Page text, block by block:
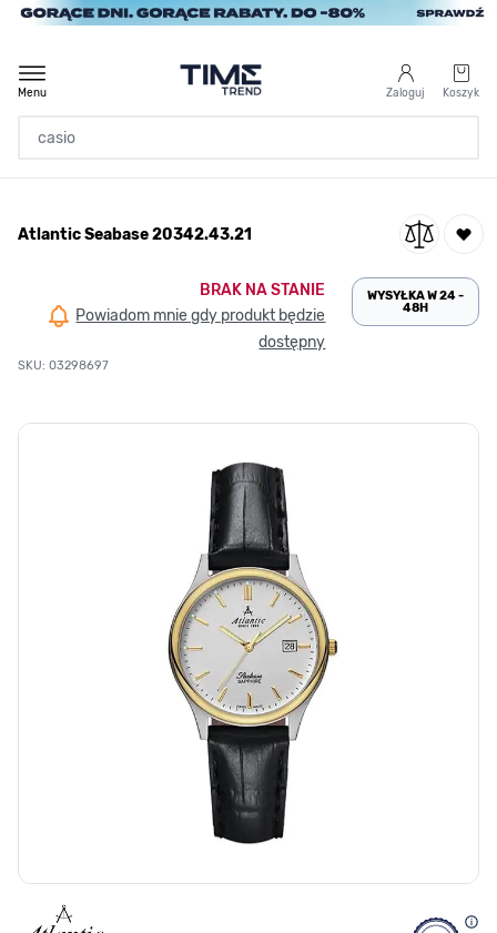
Przejdź do treści
Zaloguj Koszyk
Menu
/ Atlantic Seabase 20342.43.21
Atlantic Seabase 20342.43.21
BRAK NA STANIE
Powiadom mnie gdy produkt będzie
dostępny
SKU: 03298697
WYSYŁKA W 24 -
48H